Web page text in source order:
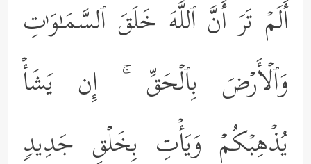
أَلَمۡ تَرَ أَنَّ ٱللَّهَ خَلَقَ ٱلسَّمَـٰوَ ٰ⁠تِ
وَٱلۡأَرۡضَ بِٱلۡحَقِّ ۚ إِن یَشَأۡ
یُذۡهِبۡكُمۡ وَیَأۡتِ بِخَلۡقࣲ جَدِیدࣲ